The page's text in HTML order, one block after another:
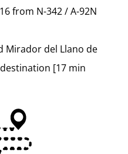
from N-342 / A-92N
Mirador del Llano de
[17 min